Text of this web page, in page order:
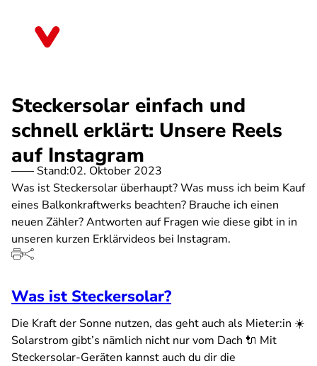
Steckersolar einfach und
schnell erklärt: Unsere Reels
auf Instagram
Stand:02. Oktober 2023
Was ist Steckersolar überhaupt? Was muss ich beim Kauf
eines Balkonkraftwerks beachten? Brauche ich einen
neuen Zähler? Antworten auf Fragen wie diese gibt in in
unseren kurzen Erklärvideos bei Instagram.
Was ist Steckersolar?
Die Kraft der Sonne nutzen, das geht auch als Mieter:in ☀️
Solarstrom gibt’s nämlich nicht nur vom Dach 🔌 Mit
Steckersolar-Geräten kannst auch du dir die